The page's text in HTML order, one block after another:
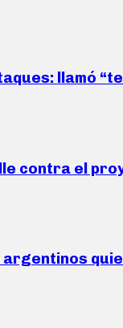
llamó
contra el
argentinos